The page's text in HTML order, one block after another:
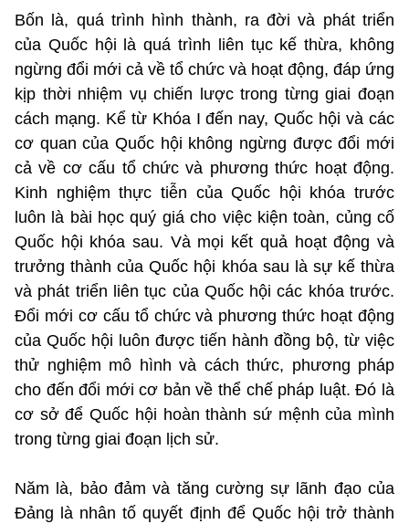
Bốn là, quá trình hình thành, ra đời và phát triển
của Quốc hội là quá trình liên tục kế thừa, không
ngừng đổi mới cả về tổ chức và hoạt động, đáp ứng
kịp thời nhiệm vụ chiến lược trong từng giai đoạn
cách mạng. Kể từ Khóa I đến nay, Quốc hội và các
cơ quan của Quốc hội không ngừng được đổi mới
cả về cơ cấu tổ chức và phương thức hoạt động.
Kinh nghiệm thực tiễn của Quốc hội khóa trước
luôn là bài học quý giá cho việc kiện toàn, củng cố
Quốc hội khóa sau. Và mọi kết quả hoạt động và
trưởng thành của Quốc hội khóa sau là sự kế thừa
và phát triển liên tục của Quốc hội các khóa trước.
Đổi mới cơ cấu tổ chức và phương thức hoạt động
của Quốc hội luôn được tiến hành đồng bộ, từ việc
thử nghiệm mô hình và cách thức, phương pháp
cho đến đổi mới cơ bản về thể chế pháp luật. Đó là
cơ sở để Quốc hội hoàn thành sứ mệnh của mình
trong từng giai đoạn lịch sử.
Năm là, bảo đảm và tăng cường sự lãnh đạo của
Đảng là nhân tố quyết định để Quốc hội trở thành